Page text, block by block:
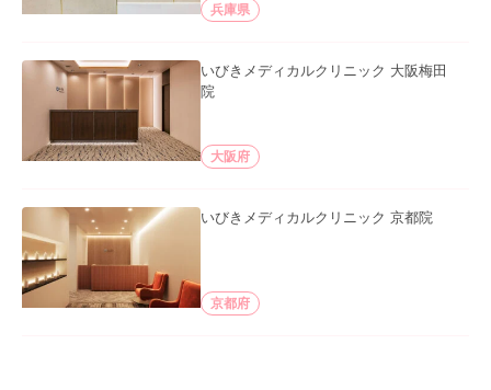
兵庫県
いびきメディカルクリニック 大阪梅田
院
大阪府
いびきメディカルクリニック 京都院
京都府